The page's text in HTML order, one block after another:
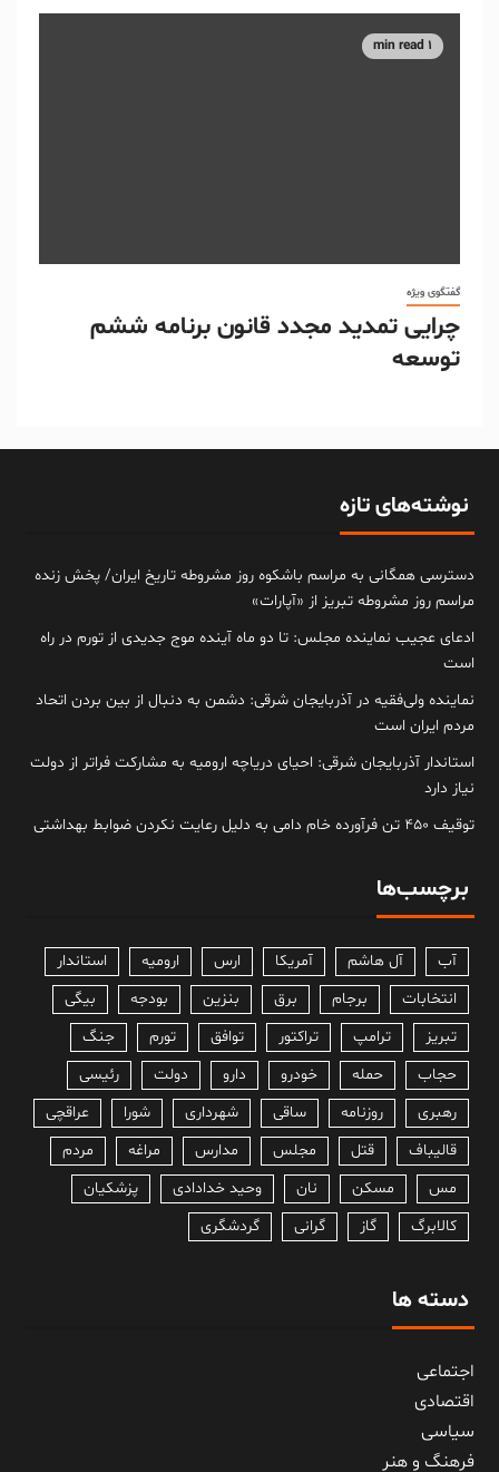
1 min read
گفتگوی ویژه
چرایی تمدید مجدد قانون برنامه ششم
توسعه
نوشته‌های تازه
دسترسی همگانی به مراسم باشکوه روز مشروطه تاریخ ایران/ پخش زنده
مراسم روز مشروطه تبریز از «آپارات»
ادعای عجیب نماینده مجلس: تا دو ماه آینده موج جدیدی از تورم در راه
است
نماینده ولی‌فقیه در آذربایجان شرقی: دشمن به دنبال از بین بردن اتحاد
مردم ایران است
استاندار آذربایجان شرقی: احیای دریاچه ارومیه به مشارکت فراتر از دولت
نیاز دارد
توقیف ۴۵۰ تن فرآورده خام دامی به دلیل رعایت نکردن ضوابط بهداشتی
برچسب‌ها
آب آل هاشم آمریکا ارس ارومیه
استاندار
انتخابات
برجام برق بنزین بودجه
بیگی
تبریز
ترامپ تراکتور توافق تورم
جنگ
حجاب
حمله خودرو دارو دولت
رئیسی
رهبری
روزنامه ساقی شهرداری شورا
عراقچی
قالیباف
قتل مجلس مدارس مراغه
مردم
مس
مسکن نان وحید خدادادی
پزشکیان
کالابرگ
گاز گرانی گردشگری
دسته ها
اجتماعی
اقتصادی
سیاسی
فرهنگ و هنر